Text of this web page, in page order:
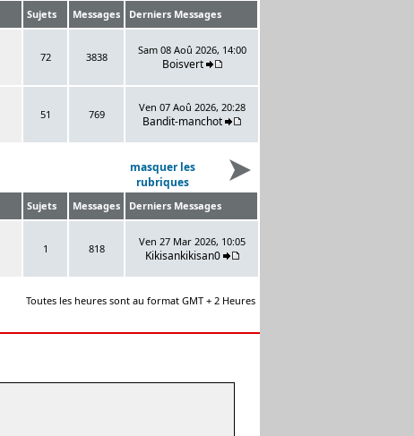
Sujets Messages Derniers Messages
72 3838
Sam 08 Aoû 2026, 14:00
Boisvert
51 769
Ven 07 Aoû 2026, 20:28
Bandit-manchot
masquer les
rubriques
Sujets Messages Derniers Messages
1 818
Ven 27 Mar 2026, 10:05
Kikisankikisan0
Toutes les heures sont au format GMT + 2 Heures